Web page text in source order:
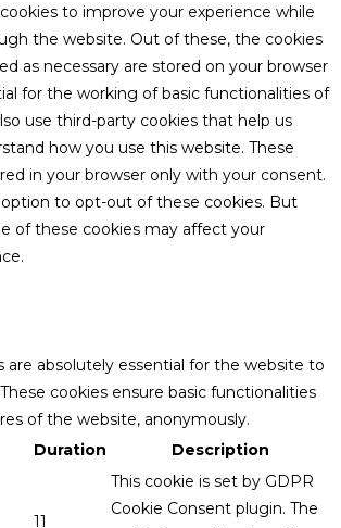
to improve your experience while
the website. Out of these, the cookies
as necessary are stored on your browser
for the working of basic functionalities of
use third-party cookies that help us
how you use this website. These
in your browser only with your consent.
option to opt-out of these cookies. But
of these cookies may affect your
are absolutely essential for the website to
cookies ensure basic functionalities
of the website, anonymously.
Duration Description
11
This cookie is set by GDPR
Cookie Consent plugin. The